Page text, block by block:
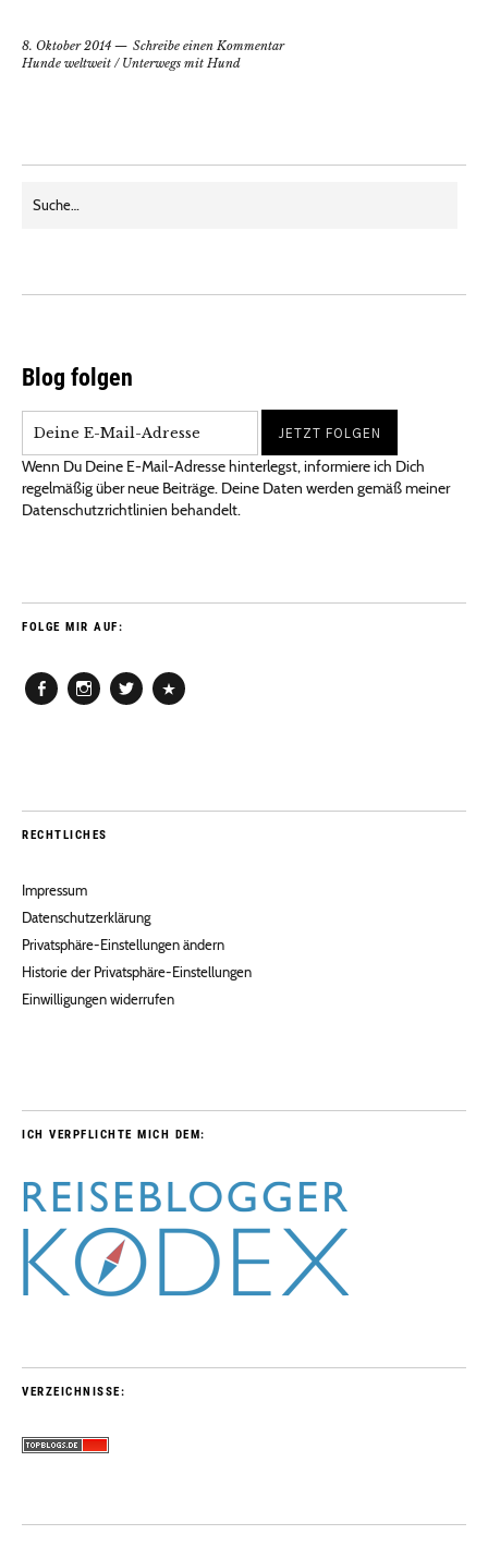
8. Oktober 2014
Schreibe einen Kommentar
Hunde weltweit / Unterwegs mit Hund
Blog folgen
Wenn Du Deine E-Mail-Adresse hinterlegst, informiere ich Dich
regelmäßig über neue Beiträge. Deine Daten werden gemäß meiner
Datenschutzrichtlinien behandelt.
FOLGE MIR AUF:
RECHTLICHES
Impressum
Datenschutzerklärung
Privatsphäre-Einstellungen ändern
Historie der Privatsphäre-Einstellungen
Einwilligungen widerrufen
ICH VERPFLICHTE MICH DEM:
VERZEICHNISSE: